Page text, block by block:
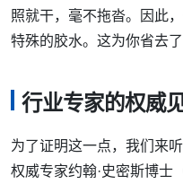
照就干，毫不拖沓。因此
特殊的胶水。这为你省去了
行业专家的权威
为了证明这一点，我们来
权威专家约翰·史密斯博士